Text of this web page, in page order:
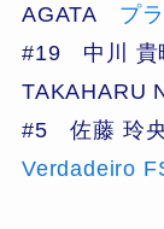
AGATA プ
#19 中川 貴
TAKAHARU
#5 佐藤 玲
Verdadeiro